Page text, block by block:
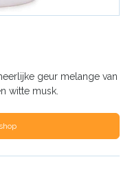
geur melange van
witte musk.